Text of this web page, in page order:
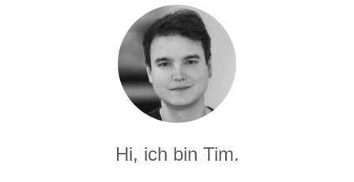
Hi, ich bin Tim.